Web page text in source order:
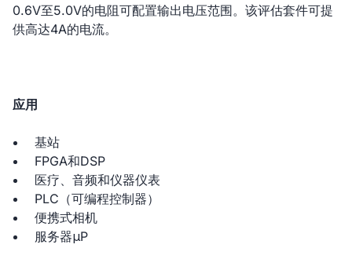
0.6V至5.0V的电阻可配置输出电压范围。该评估套件可提
供高达4A的电流。
应用
基站
FPGA和DSP
医疗、音频和仪器仪表
PLC（可编程控制器）
便携式相机
服务器μP